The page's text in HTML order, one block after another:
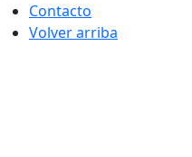
Contacto
Volver arriba